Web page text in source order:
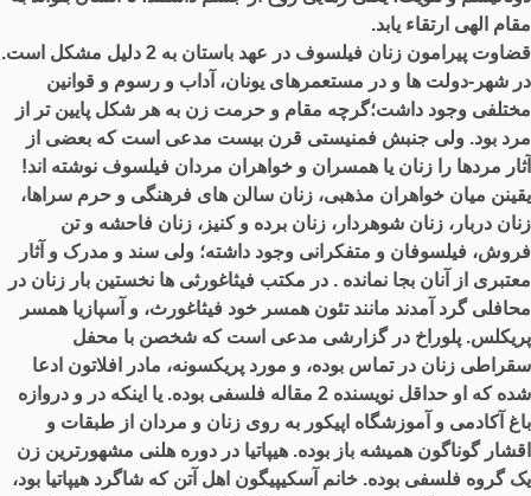
مقام الهی ارتقاء یابد.
قضاوت پیرامون زنان فیلسوف در عهد باستان به 2 دلیل مشکل است.
در شهر -دولت ها و در مستعمرهای یونان، آداب و رسوم و قوانین
مختلفی وجود داشت؛گرچه مقام و حرمت زن به هر شکل پایین تر از
مرد بود. ولی جنبش فمنیستی قرن بیست مدعی است که بعضی از
آثار مردها را زنان یا همسران و خواهران مردان فیلسوف نوشته اند!
یقینن میان خواهران مذهبی، زنان سالن های فرهنگی و حرم سراها،
زنان دربار، زنان شوهردار، زنان برده و کنیز، زنان فاحشه و تن
فروش، فیلسوفان و متفکرانی وجود داشته؛ ولی سند و مدرک و آثار
معتبری از آنان بجا نمانده . در مکتب فیثاغورثی ها نخستین بار زنان در
محافلی گرد آمدند مانند تئون همسر خود فیثاغورث، و آسپازیا همسر
پریکلس. پلوراخ در گزارشی مدعی است که شخصن با محفل
سقراطی زنان در تماس بوده، و مورد پریکسونه، مادر افلاتون ادعا
شده که او حداقل نویسنده 2 مقاله فلسفی بوده. یا اینکه در و دروازه
باغ آکادمی و آموزشگاه اپیکور به روی زنان و مردان از طبقات و
اقشار گوناگون همیشه باز بوده. هیپاتیا در دوره هلنی مشهورترین زن
یک گروه فلسفی بوده. خانم آسکیپیگون اهل آتن که شاگرد هیپاتیا بود،